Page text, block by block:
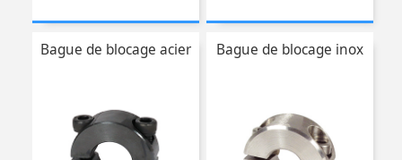
Bague de blocage acier Bague de blocage inox